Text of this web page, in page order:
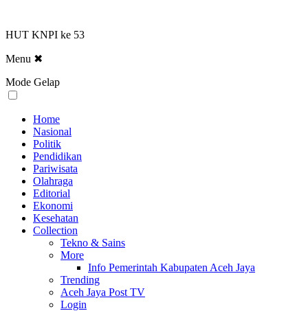
HUT KNPI ke 53
Menu ✖
Mode Gelap
Home
Nasional
Politik
Pendidikan
Pariwisata
Olahraga
Editorial
Ekonomi
Kesehatan
Collection
Tekno & Sains
More
Info Pemerintah Kabupaten Aceh Jaya
Trending
Aceh Jaya Post TV
Login